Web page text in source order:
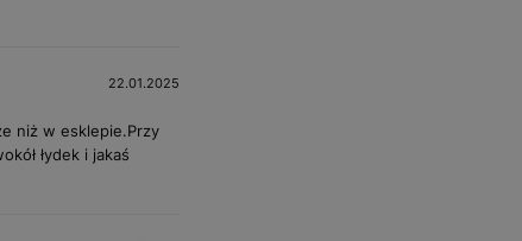
22.01.2025
niż w esklepie.Przy
łydek i jakaś